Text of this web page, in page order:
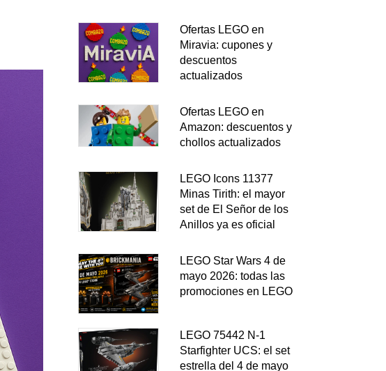
Promociones
Ofertas LEGO en
Miravia: cupones y
descuentos
actualizados
Ofertas LEGO en
Amazon: descuentos y
chollos actualizados
LEGO Icons 11377
Minas Tirith: el mayor
set de El Señor de los
Anillos ya es oficial
LEGO Star Wars 4 de
mayo 2026: todas las
promociones en LEGO
LEGO 75442 N-1
Starfighter UCS: el set
estrella del 4 de mayo